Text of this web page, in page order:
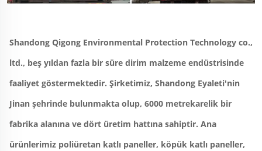
Shandong Qigong Environmental Protection Technology co.,
ltd., beş yıldan fazla bir süre dirim malzeme endüstrisinde
faaliyet göstermektedir. Şirketimiz, Shandong Eyaleti'nin
Jinan şehrinde bulunmakta olup, 6000 metrekarelik bir
fabrika alanına ve dört üretim hattına sahiptir. Ana
ürünlerimiz poliüretan katlı paneller, köpük katlı paneller,